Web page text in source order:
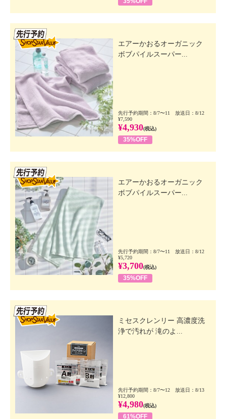
エアーかおるオーガニック
ボブパイルスーパー...
先行予約期間：8/7〜11 放送日：8/12
¥7,590
¥4,930(税込)
35%OFF
エアーかおるオーガニック
ボブパイルスーパー...
先行予約期間：8/7〜11 放送日：8/12
¥5,720
¥3,700(税込)
35%OFF
ミセスクレンリー 高濃度洗
浄で汚れが 滝のよ...
先行予約期間：8/7〜12 放送日：8/13
¥12,800
¥4,980(税込)
61%OFF